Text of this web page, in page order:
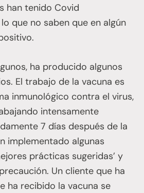
han tenido Covid
que no saben que en algún
ha producido algunos
El trabajo de la vacuna es
inmunológico contra el virus,
intensamente
7 días después de la
implementado algunas
prácticas sugeridas’ y
Un cliente que ha
ha recibido la vacuna se